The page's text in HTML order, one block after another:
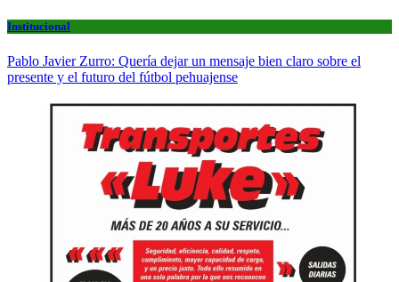
Institucional
Pablo Javier Zurro: Quería dejar un mensaje bien claro sobre el
presente y el futuro del fútbol pehuajense